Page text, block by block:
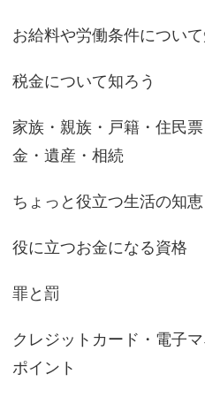
お給料や労働条件について
税金について知ろう
家族・親族・戸籍・住民
金・遺産・相続
ちょっと役立つ生活の知恵
役に立つお金になる資格
罪と罰
クレジットカード・電子マ
ポイント